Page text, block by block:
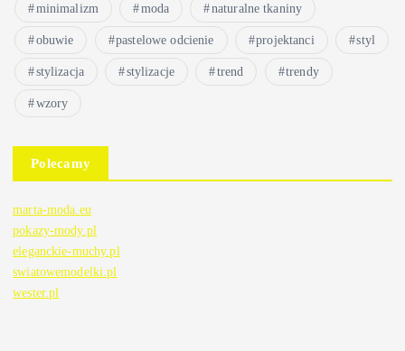
minimalizm moda naturalne tkaniny
obuwie pastelowe odcienie projektanci styl
stylizacja stylizacje trend trendy
wzory
Polecamy
marta-moda.eu
pokazy-mody.pl
eleganckie-muchy.pl
swiatowemodelki.pl
wester.pl